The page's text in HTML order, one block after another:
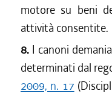
motore su beni
attività consentite.
8. I canoni
determinati dal
2009, n. 17